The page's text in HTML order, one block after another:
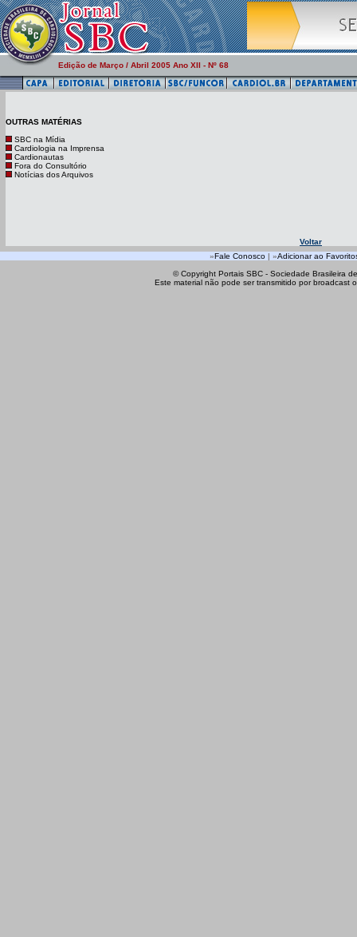
Edição de Março / Abril 2005 Ano XII - Nº 68
OUTRAS MATÉRIAS
SBC na Mídia
Cardiologia na Imprensa
Cardionautas
Fora do Consultório
Notícias dos Arquivos
Voltar
»Fale Conosco | »Adicionar ao
© Copyright Portais SBC - Sociedade Brasileira
Este material não pode ser transmitido por broadcast